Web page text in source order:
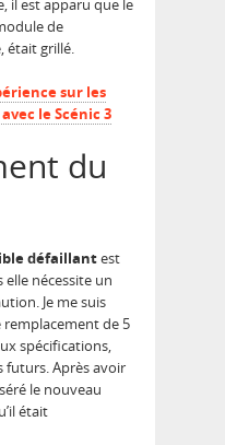
il est apparu que le
de
était grillé.
sur les
le Scénic 3
du
défaillantest
nécessite un
Je me suis
de 5
spécifications,
futurs. Après avoir
le nouveau
était